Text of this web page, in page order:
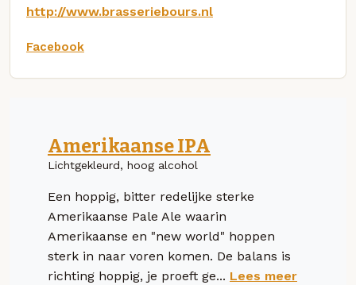
http://www.brasseriebours.nl
Facebook
Amerikaanse IPA
Lichtgekleurd, hoog alcohol
Een hoppig, bitter redelijke sterke
Amerikaanse Pale Ale waarin
Amerikaanse en "new world" hoppen
sterk in naar voren komen. De balans is
richting hoppig, je proeft ge... Lees meer